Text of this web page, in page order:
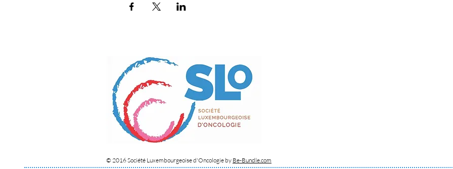
© 2016 Société Luxembourgeoise d'Oncologie by Be-Bundle.com